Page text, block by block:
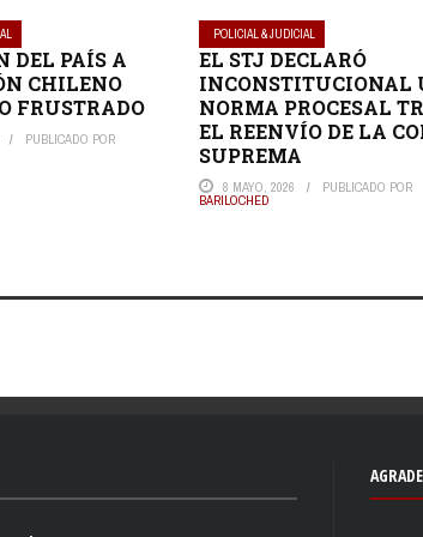
DEL PAÍS A
CHILENO
FRUSTRADO
PUBLICADO POR
POLICIAL & JUDICIAL
EL STJ DECLARÓ
INCONSTITUCIONAL
NORMA PROCESAL
EL REENVÍO DE LA
SUPREMA
8 MAYO, 2026 PUBLICADO POR
BARILOCHED